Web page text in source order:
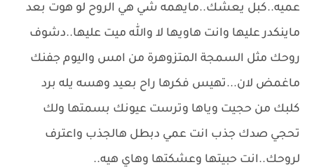
عميه..كبل يعشك..مايهمه شي هي الروح لو هوت بعد
ماينكدر عليها وانت هاويها لا والله ميت عليها..دشوف
روحك مثل السمجة المتزوهرة من امس واليوم جفنك
ماغمض لان...تهيس فكرها راح بعيد وهسه يله برد
كلبك من حجيت وياها وترست عيونك بسمتها ولك
تحجي صدك جذب انت عمي دبطل هالجذب واعترف
لروحك..انت حبيتها وعشكتها وهاي هيه..